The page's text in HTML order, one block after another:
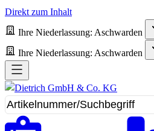
Direkt zum Inhalt
Ihre Niederlassung: Aschwarden
Ihre Niederlassung: Aschwarden